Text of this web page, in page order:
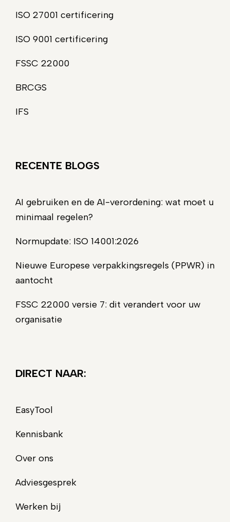
ISO 27001 certificering
ISO 9001 certificering
FSSC 22000
BRCGS
IFS
RECENTE BLOGS
AI gebruiken en de AI-verordening: wat moet u
minimaal regelen?
Normupdate: ISO 14001:2026
Nieuwe Europese verpakkingsregels (PPWR) in
aantocht
FSSC 22000 versie 7: dit verandert voor uw
organisatie
DIRECT NAAR:
EasyTool
Kennisbank
Over ons
Adviesgesprek
Werken bij